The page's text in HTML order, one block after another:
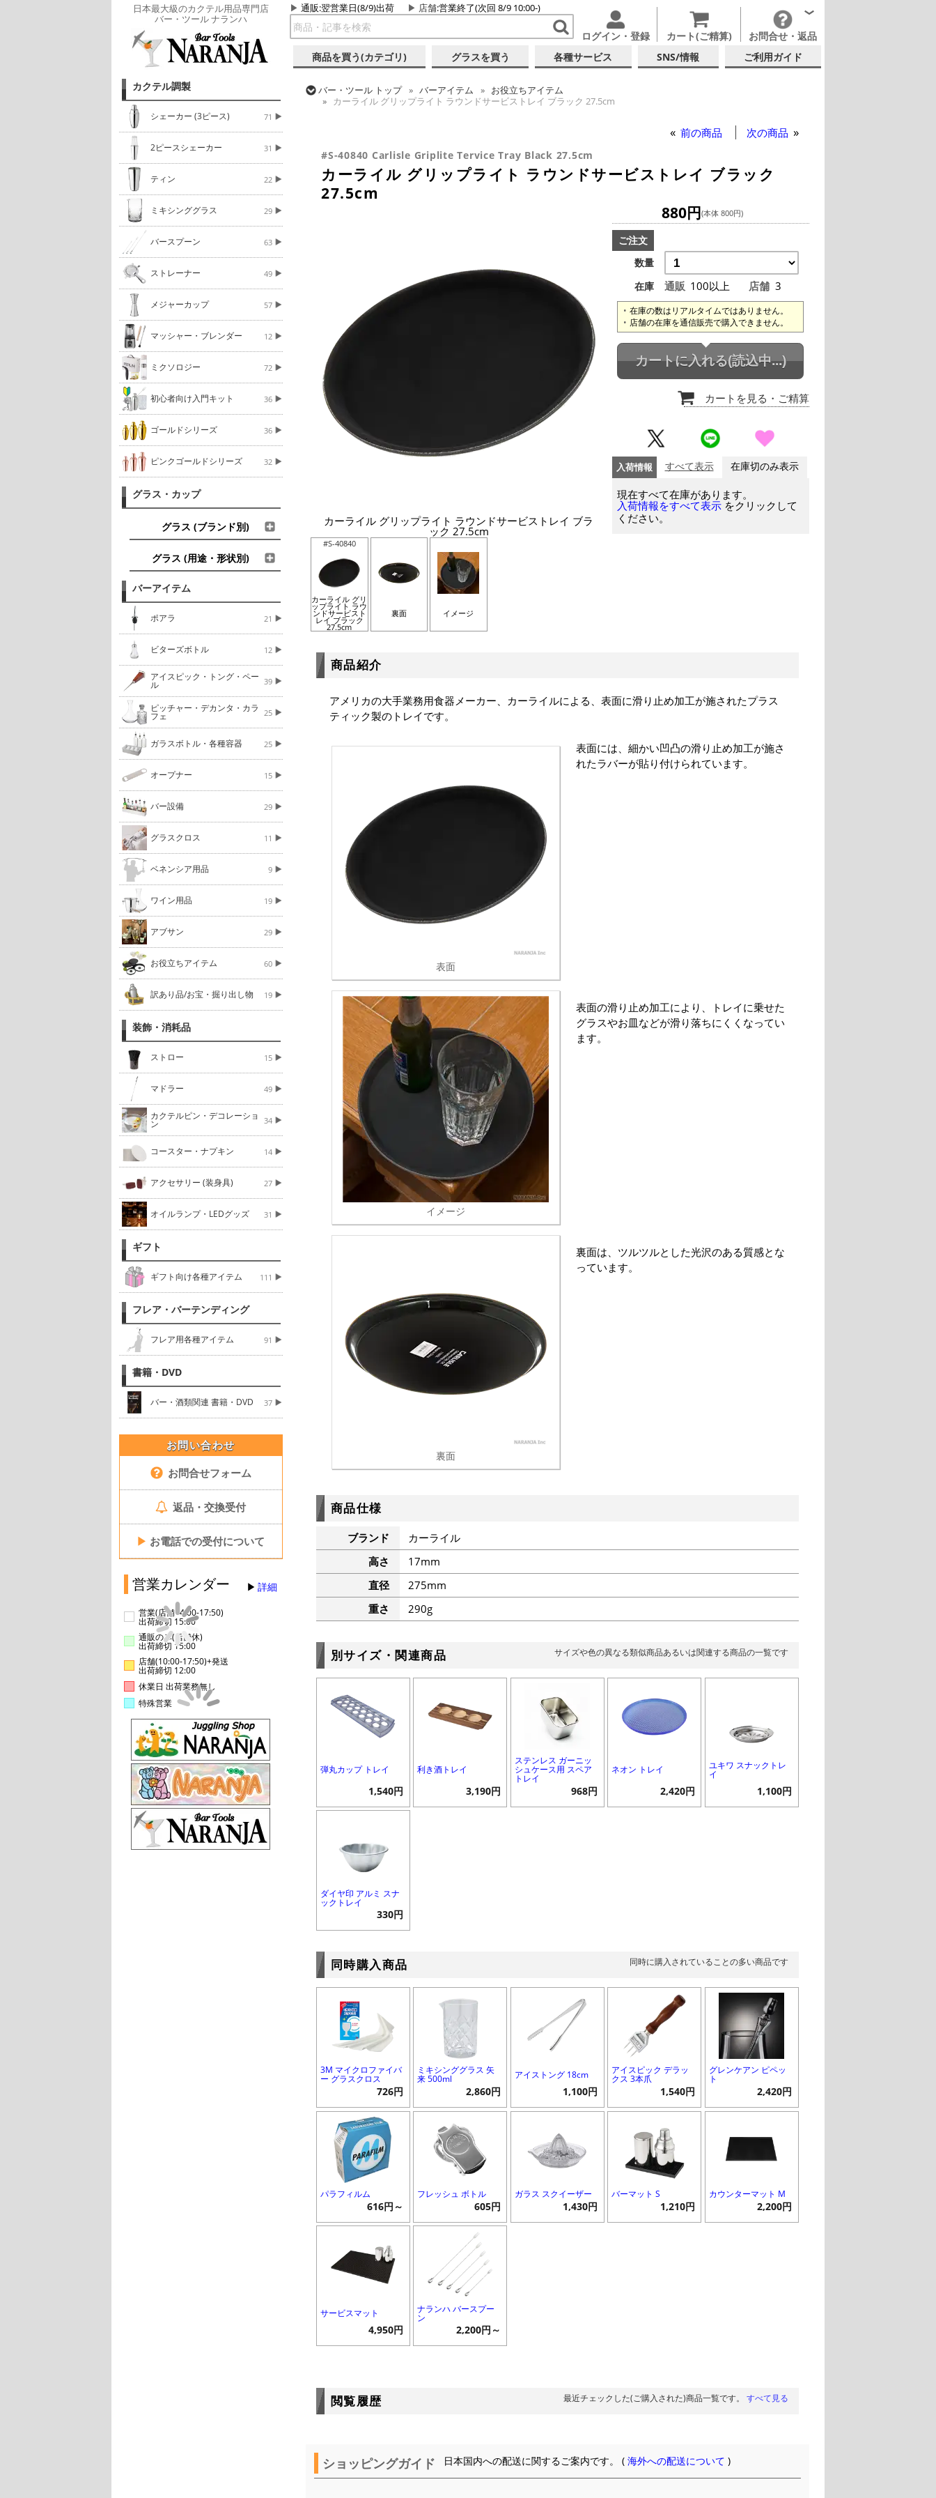
日本最大級のカクテル用品専門店
バー・ツール ナランハ
通販:翌営業日(8/9)出荷 店舗:営業終了(次回 8/9 10:00-)
ログイン・登録 カート(ご精算) お問合せ・返品
商品を買う(カテゴリ) グラスを買う 各種サービス SNS/情報 ご利用ガイド
カクテル調製
シェーカー (3ピース) 71
2ピースシェーカー 31
ティン 22
ミキシンググラス 29
バースプーン 63
ストレーナー 49
メジャーカップ 57
マッシャー・ブレンダー 12
ミクソロジー 72
初心者向け入門キット 36
ゴールドシリーズ 36
ピンクゴールドシリーズ 32
グラス・カップ
グラス (ブランド別)
グラス (用途・形状別)
バーアイテム
ポアラ 21
ビターズボトル 12
アイスピック・トング・ペー
ル 39
ピッチャー・デカンタ・カラ
フェ 25
ガラスボトル・各種容器 25
オープナー 15
バー設備 29
グラスクロス 11
ベネンシア用品 9
ワイン用品 19
アブサン 29
お役立ちアイテム 60
訳あり品/お宝・掘り出し物 19
装飾・消耗品
ストロー 15
マドラー 49
カクテルピン・デコレーショ
ン 34
コースター・ナプキン 14
アクセサリー (装身具) 27
オイルランプ・LEDグッズ 31
ギフト
ギフト向け各種アイテム 111
フレア・バーテンディング
フレア用各種アイテム 91
書籍・DVD
バー・酒類関連 書籍・DVD 37
お問い合わせ
お問合せフォーム
返品・交換受付
▶ お電話での受付について
営業カレンダー 詳細
営業(店舗14:00-17:50)
出荷締切 15:00
通販のみ(店舗休)
出荷締切 15:00
店舗(10:00-17:50)+発送
出荷締切 12:00
休業日 出荷業務無し
特殊営業
バー・ツール トップ バーアイテム
お役立ちアイテム
カーライル グリップライト ラウンドサービストレイ ブラック 27.5cm
前の商品 次の商品
#S-40840 Carlisle Griplite Tervice Tray Black 27.5cm
カーライル グリップライト ラウンドサービストレイ ブラック
27.5cm
カーライル グリップライト ラウンドサービストレイ ブラ
ック 27.5cm
#S-40840
カーライル グリ
ップライト ラウ
ンドサービスト
レイ ブラック
27.5cm
裏面 イメージ
880円(本体 800円)
ご注文
数量
在庫
通販 100以上 店舗 3
在庫の数はリアルタイムではありません。
店舗の在庫を通信販売で購入できません。
カートに入れる(読込中...)
カートを見る ・ご精算
入荷情報 すべて表示 在庫切のみ表示
現在すべて在庫があります。
入荷情報をすべて表示 をクリックして
ください。
商品紹介
アメリカの大手業務用食器メーカー、カーライルによる、表面に滑り止め加工が施されたプラス
ティック製のトレイです。
表面
表面には、細かい凹凸の滑り止め加工が施さ
れたラバーが貼り付けられています。
イメージ
表面の滑り止め加工により、トレイに乗せた
グラスやお皿などが滑り落ちにくくなってい
ます。
裏面
裏面は、ツルツルとした光沢のある質感とな
っています。
商品仕様
ブランド
カーライル
高さ
17mm
直径
275mm
重さ
290g
別サイズ・関連商品 サイズや色の異なる類似商品あるいは関連する商品の一覧です
弾丸カップ トレイ
1,540円
利き酒トレイ
3,190円
ステンレス ガーニッ
シュケース用 スペア
トレイ
968円
ネオン トレイ
2,420円
ユキワ スナックトレ
イ
1,100円
ダイヤ印 アルミ スナ
ックトレイ
330円
同時購入商品 同時に購入されていることの多い商品です
3M マイクロファイバ
ー グラスクロス
726円
ミキシンググラス 矢
来 500ml
2,860円
アイストング 18cm
1,100円
アイスピック デラッ
クス 3本爪
1,540円
グレンケアン ピペッ
ト
2,420円
パラフィルム
616円～
フレッシュ ボトル
605円
ガラス スクイーザー
1,430円
バーマット S
1,210円
カウンターマット M
2,200円
サービスマット
4,950円
ナランハ バースプー
ン
2,200円～
閲覧履歴 最近チェックした(ご購入された)商品一覧です。 すべて見る
ショッピングガイド 日本国内への配送に関するご案内です。 (海外への配送について )